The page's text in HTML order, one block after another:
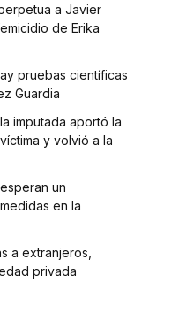
a Javier
de Erika
pruebas científicas
Guardia
imputada aportó la
y volvió a la
un
en la
a extranjeros,
privada